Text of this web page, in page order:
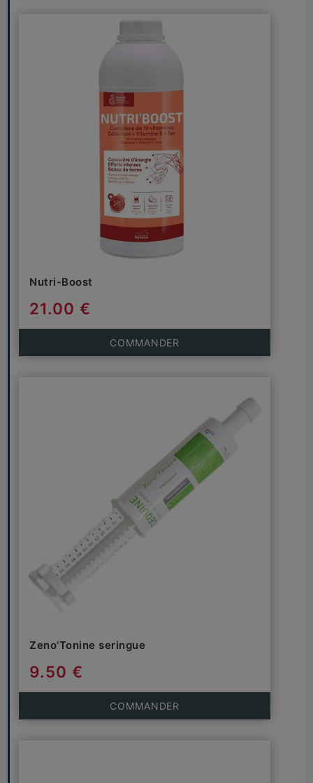
Nutri-Boost
21.00 €
COMMANDER
Zeno'Tonine seringue
9.50 €
COMMANDER